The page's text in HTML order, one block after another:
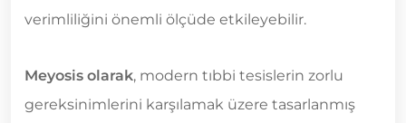
verimliliğini önemli ölçüde etkileyebilir.
Meyosis olarak, modern tıbbi tesislerin zorlu
gereksinimlerini karşılamak üzere tasarlanmış